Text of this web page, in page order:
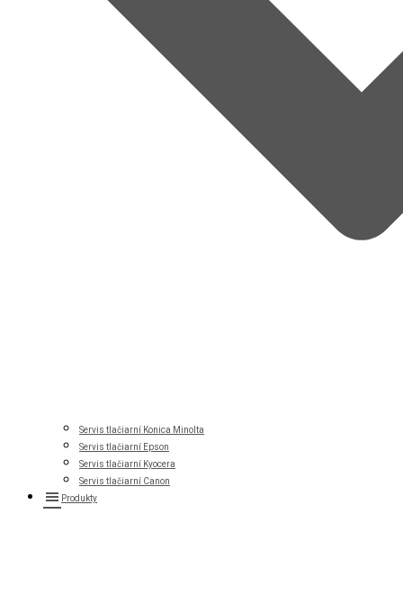
Servis tlačiarní Konica Minolta
Servis tlačiarní Epson
Servis tlačiarní Kyocera
Servis tlačiarní Canon
Produkty